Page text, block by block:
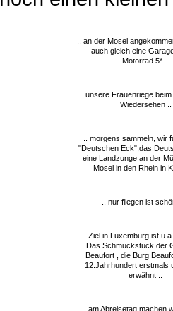
.. an der Mosel
auch gleich eine
Motorrad 5* ..
.. unsere Frauenriege
Wiedersehen ..
.. morgens sammeln, wir
"Deutschen Eck",das
eine Landzunge an der
Mosel in den Rhein in
.. nur fliegen ist
.. Ziel in Luxemburg ist
Das Schmuckstück der
Beaufort , die Burg
12.Jahrhundert erstmals
erwähnt ..
.. am Abreisetag machen